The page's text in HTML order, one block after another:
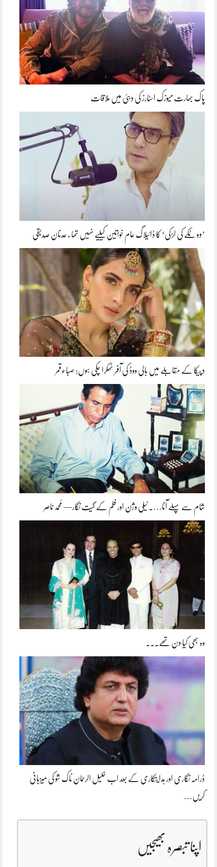
پاک بھارت میوزک اسٹارز کی دبئی میں ملاقات
’دو ٹکے کی لڑکی‘ کا ڈائیلاگ عام خواتین کیلیے نہیں تھا ، عدنان صدیقی
دپیکا کے مقابلے میں بالی ووڈ کی آفر ٹھکرا چکی ہوں: صباءقمر
شام سے پہلے آنا…. ٹیلی وژن اور فلم کے گیت نگار— مُحمد نَاصِر
وہ بھی کیا دن تھے۔۔۔
ڈرامہ نگاری اور ہدایتکاری کے بعد اب خلیل الرحمان ٹاک شو کی میزبانی
کریں…
اپنا تبصرہ بھیجیں